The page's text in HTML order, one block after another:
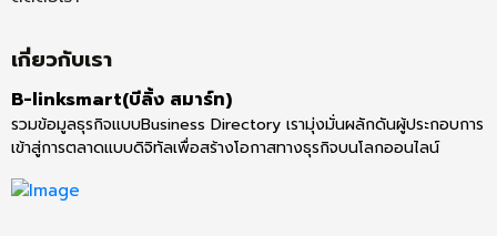
เกี่ยวกับเรา
B-linksmart(บีลิ้ง สมาร์ท)
รวมข้อมูลธุรกิจแบบBusiness Directory เรามุ่งมั่นผลักดันผู้ประกอบการ
เข้าสู่การตลาดแบบดิจิทัลเพื่อสร้างโอกาสทางธุรกิจบนโลกออนไลน์